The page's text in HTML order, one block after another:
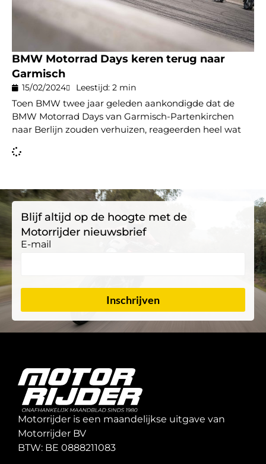
BMW Motorrad Days keren terug naar
Garmisch
15/02/2024 Leestijd: 2 min
Toen BMW twee jaar geleden aankondigde dat de
BMW Motorrad Days van Garmisch-Partenkirchen
naar Berlijn zouden verhuizen, reageerden heel wat
Blijf altijd op de hoogte met de
Motorrijder nieuwsbrief
E-mail
Inschrijven
Motorrijder is een maandelijkse uitgave van
Motorrijder BV
BTW: BE 0888211083